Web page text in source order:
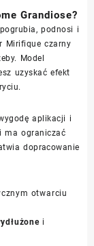
Grandiose?
podnosi i
Mirifique czarny
Model
uzyskać efekt
aplikacji i
ma ograniczać
dopracowanie
otwarciu
i